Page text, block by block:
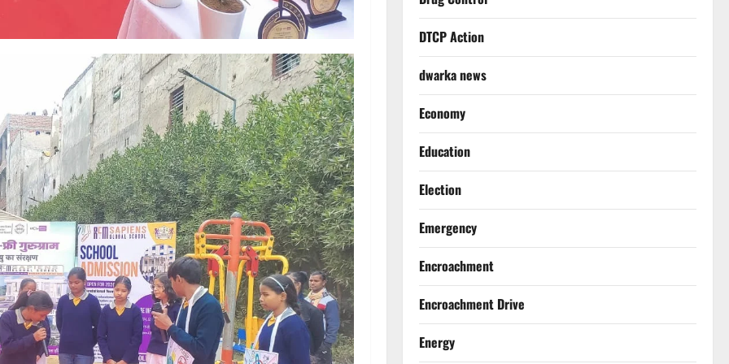
DTCP Action
dwarka news
Economy
Education
Election
Emergency
Encroachment
Encroachment Drive
Energy